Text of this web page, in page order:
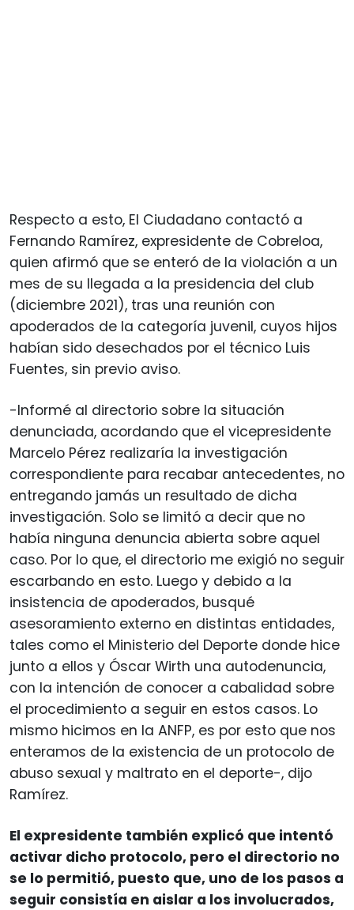
Respecto a esto, El Ciudadano contactó a
Fernando Ramírez, expresidente de Cobreloa,
quien afirmó que se enteró de la violación a un
mes de su llegada a la presidencia del club
(diciembre 2021), tras una reunión con
apoderados de la categoría juvenil, cuyos hijos
habían sido desechados por el técnico Luis
Fuentes, sin previo aviso.
-Informé al directorio sobre la situación
denunciada, acordando que el vicepresidente
Marcelo Pérez realizaría la investigación
correspondiente para recabar antecedentes, no
entregando jamás un resultado de dicha
investigación. Solo se limitó a decir que no
había ninguna denuncia abierta sobre aquel
caso. Por lo que, el directorio me exigió no seguir
escarbando en esto. Luego y debido a la
insistencia de apoderados, busqué
asesoramiento externo en distintas entidades,
tales como el Ministerio del Deporte donde hice
junto a ellos y Óscar Wirth una autodenuncia,
con la intención de conocer a cabalidad sobre
el procedimiento a seguir en estos casos. Lo
mismo hicimos en la ANFP, es por esto que nos
enteramos de la existencia de un protocolo de
abuso sexual y maltrato en el deporte-, dijo
Ramírez.
El expresidente también explicó que intentó
activar dicho protocolo, pero el directorio no
se lo permitió, puesto que, uno de los pasos a
seguir consistía en aislar a los involucrados,